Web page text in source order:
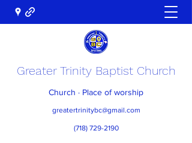
Greater Trinity Baptist Church
Church · Place of worship
greatertrinitybc@gmail.com
(718) 729-2190